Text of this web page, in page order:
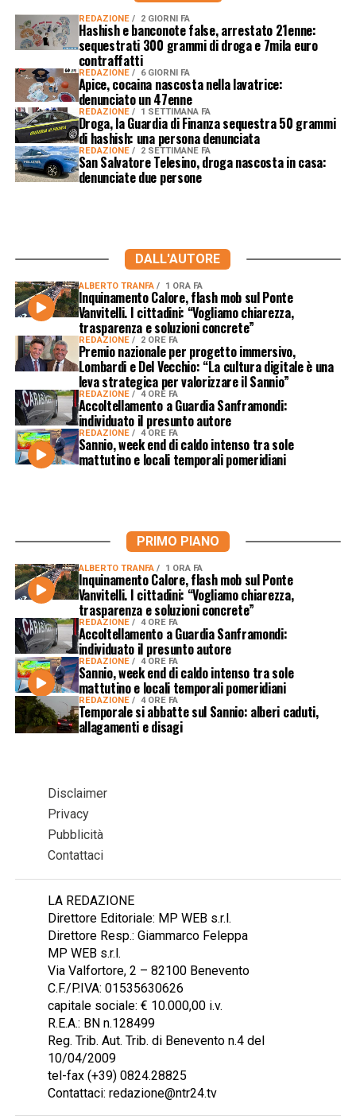
REDAZIONE 2 GIORNI FA
Hashish e banconote false, arrestato 21enne:
sequestrati 300 grammi di droga e 7mila euro
contraffatti
REDAZIONE 6 GIORNI FA
Apice, cocaina nascosta nella lavatrice:
denunciato un 47enne
REDAZIONE 1 SETTIMANA FA
Droga, la Guardia di Finanza sequestra 50 grammi
di hashish: una persona denunciata
REDAZIONE 2 SETTIMANE FA
San Salvatore Telesino, droga nascosta in casa:
denunciate due persone
DALL'AUTORE
ALBERTO TRANFA 1 ORA FA
Inquinamento Calore, flash mob sul Ponte
Vanvitelli. I cittadini: “Vogliamo chiarezza,
trasparenza e soluzioni concrete”
REDAZIONE 2 ORE FA
Premio nazionale per progetto immersivo,
Lombardi e Del Vecchio: “La cultura digitale è una
leva strategica per valorizzare il Sannio”
REDAZIONE 4 ORE FA
Accoltellamento a Guardia Sanframondi:
individuato il presunto autore
REDAZIONE 4 ORE FA
Sannio, week end di caldo intenso tra sole
mattutino e locali temporali pomeridiani
PRIMO PIANO
ALBERTO TRANFA 1 ORA FA
Inquinamento Calore, flash mob sul Ponte
Vanvitelli. I cittadini: “Vogliamo chiarezza,
trasparenza e soluzioni concrete”
REDAZIONE 4 ORE FA
Accoltellamento a Guardia Sanframondi:
individuato il presunto autore
REDAZIONE 4 ORE FA
Sannio, week end di caldo intenso tra sole
mattutino e locali temporali pomeridiani
REDAZIONE 4 ORE FA
Temporale si abbatte sul Sannio: alberi caduti,
allagamenti e disagi
Disclaimer
Privacy
Pubblicità
Contattaci
LA REDAZIONE
Direttore Editoriale: MP WEB s.r.l.
Direttore Resp.: Giammarco Feleppa
MP WEB s.r.l.
Via Valfortore, 2 – 82100 Benevento
C.F./P.IVA: 01535630626
capitale sociale: € 10.000,00 i.v.
R.E.A.: BN n.128499
Reg. Trib. Aut. Trib. di Benevento n.4 del
10/04/2009
tel-fax (+39) 0824.28825
Contattaci: redazione@ntr24.tv